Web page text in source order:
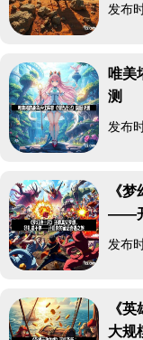
发布
唯美
测
发布
《
——
发布
《
大规